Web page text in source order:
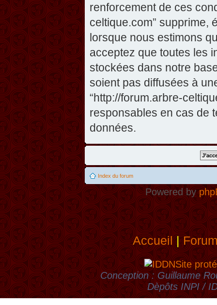
renforcement de ces
celtique.com” supprime,
lorsque nous estimons
acceptez que toutes les
stockées dans notre
soient pas diffusées à
“http://forum.arbre-
responsables en cas de
données.
Index du forum
Powered by
Accueil|
Site
Conception : Guillaume
Dèpôts INPI /